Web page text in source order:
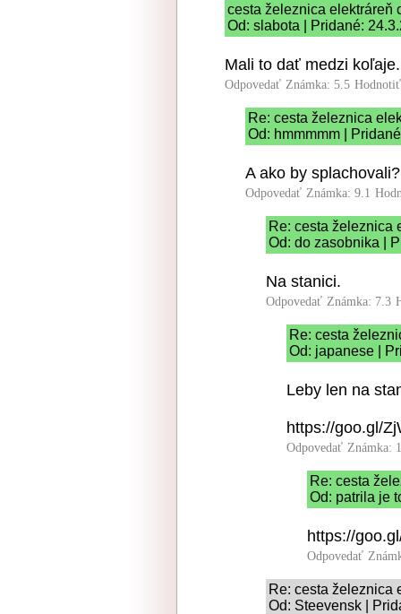
cesta železnica elektráreň
Od: slabota | Pridané:
Mali to dať medzi koľaje.
Odpovedať Známka: 5.5
Re: cesta železnica
Od: hmmmmm |
A ako by splachovali?
Odpovedať Známka: 9.1
Re: cesta železnica
Od: do zasobnika |
Na stanici.
Odpovedať Známka: 7.3
Re: cesta
Od: japanese |
Leby len na
https://goo.gl/
Odpovedať Známka:
Re: cesta
Od: patrila je
https://
Odpovedať
Re: cesta železnica
Od: Steevensk |